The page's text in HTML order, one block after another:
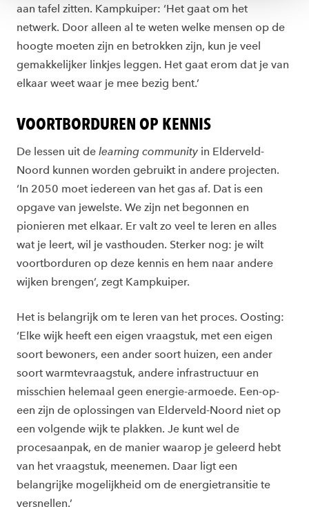
aan tafel zitten. Kampkuiper: ‘Het gaat om het
netwerk. Door alleen al te weten welke mensen op de
hoogte moeten zijn en betrokken zijn, kun je veel
gemakkelijker linkjes leggen. Het gaat erom dat je van
elkaar weet waar je mee bezig bent.’
VOORTBORDUREN OP KENNIS
De lessen uit de learning community in Elderveld-
Noord kunnen worden gebruikt in andere projecten.
‘In 2050 moet iedereen van het gas af. Dat is een
opgave van jewelste. We zijn net begonnen en
pionieren met elkaar. Er valt zo veel te leren en alles
wat je leert, wil je vasthouden. Sterker nog: je wilt
voortborduren op deze kennis en hem naar andere
wijken brengen’, zegt Kampkuiper.
Het is belangrijk om te leren van het proces. Oosting:
‘Elke wijk heeft een eigen vraagstuk, met een eigen
soort bewoners, een ander soort huizen, een ander
soort warmtevraagstuk, andere infrastructuur en
misschien helemaal geen energie-armoede. Een-op-
een zijn de oplossingen van Elderveld-Noord niet op
een volgende wijk te plakken. Je kunt wel de
procesaanpak, en de manier waarop je geleerd hebt
van het vraagstuk, meenemen. Daar ligt een
belangrijke mogelijkheid om de energietransitie te
versnellen.’